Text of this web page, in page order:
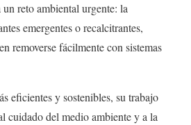
reto ambiental urgente: la
emergentes o recalcitrantes,
removerse fácilmente con sistemas
eficientes y sostenibles, su trabajo
cuidado del medio ambiente y a la